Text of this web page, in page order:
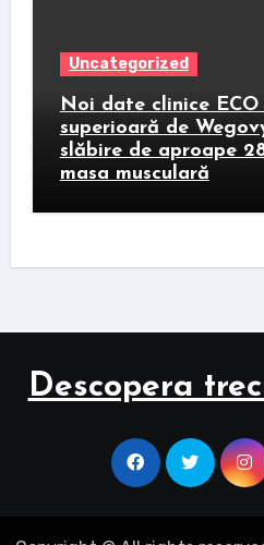
Uncategorized
Noi date clinice
superioară de
slăbire de aproape
masa musculară
Descopera